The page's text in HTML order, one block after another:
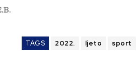
TAGS 2022. ljeto sport